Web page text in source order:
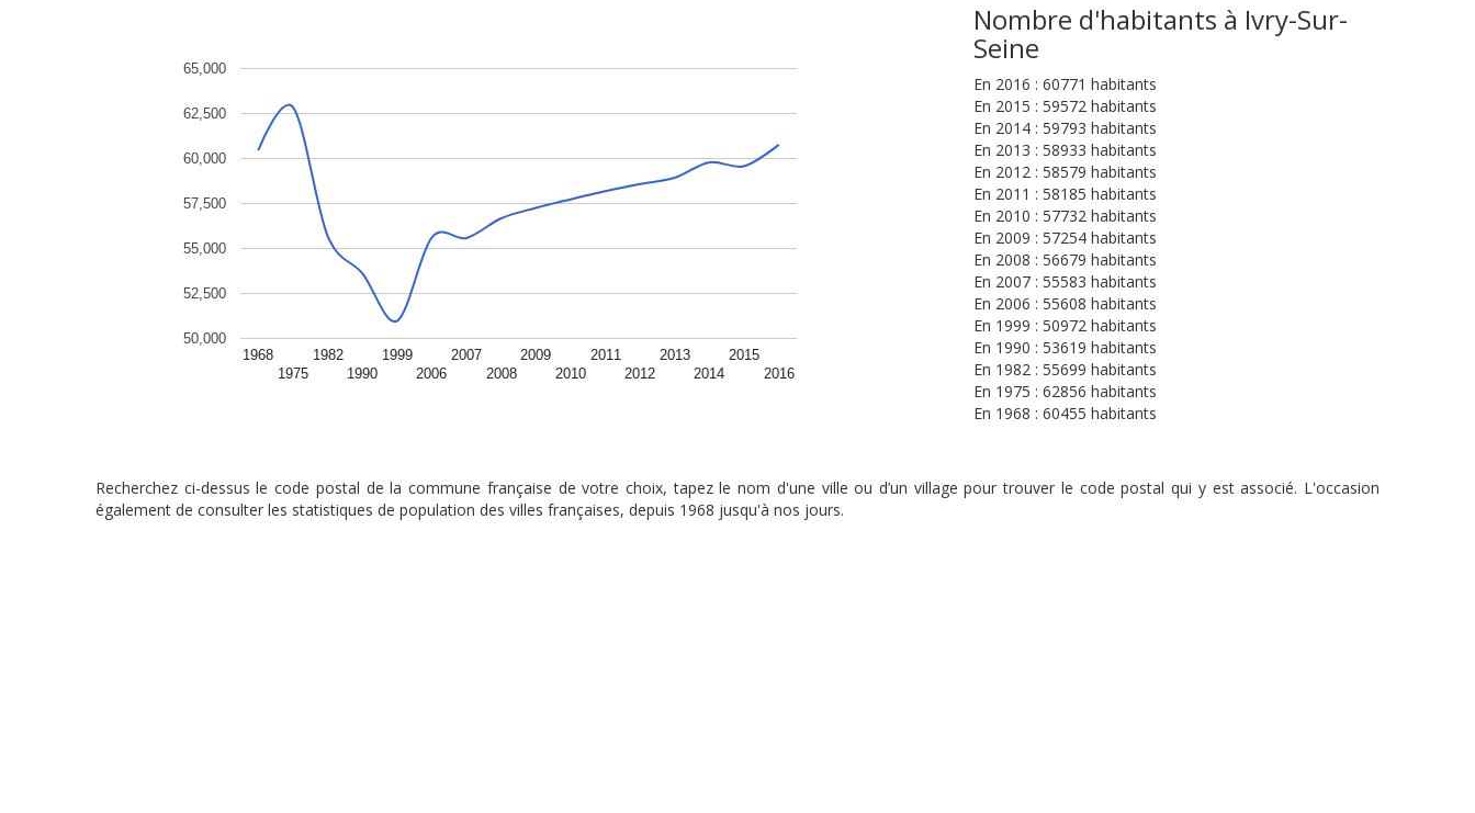
1968
1975
1982
1990
1999
2006
2007
2008
2009
2010
2011
2012
2013
2014
2015
2016
50,000
52,500
55,000
57,500
60,000
62,500
65,000
Nombre d'habitants à Ivry-Sur-
Seine
En 2016 : 60771 habitants
En 2015 : 59572 habitants
En 2014 : 59793 habitants
En 2013 : 58933 habitants
En 2012 : 58579 habitants
En 2011 : 58185 habitants
En 2010 : 57732 habitants
En 2009 : 57254 habitants
En 2008 : 56679 habitants
En 2007 : 55583 habitants
En 2006 : 55608 habitants
En 1999 : 50972 habitants
En 1990 : 53619 habitants
En 1982 : 55699 habitants
En 1975 : 62856 habitants
En 1968 : 60455 habitants
Recherchez ci-dessus le code postal de la commune française de votre choix, tapez le nom d'une ville ou d’un village pour trouver le code postal qui y est associé. L'occasion
également de consulter les statistiques de population des villes françaises, depuis 1968 jusqu'à nos jours.